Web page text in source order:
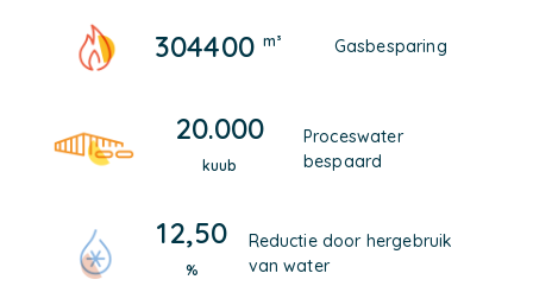
304400 m³ Gasbesparing
20.000
kuub
Proceswater
bespaard
12,50
%
Reductie door hergebruik
van water